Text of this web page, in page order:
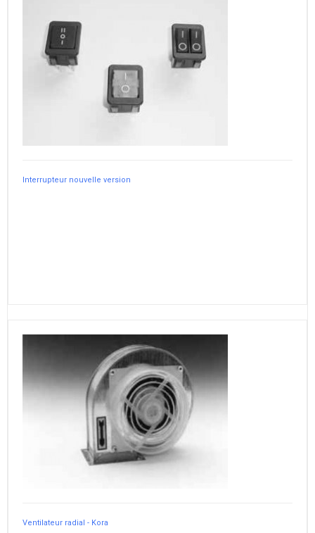
Interrupteur nouvelle version
Ventilateur radial - Kora